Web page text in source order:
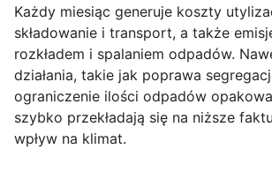
Każdy miesiąc generuje koszty
składowanie i transport, a także
rozkładem i spalaniem odpadów.
działania, takie jak poprawa
ograniczenie ilości odpadów
szybko przekładają się na niższe
wpływ na klimat.